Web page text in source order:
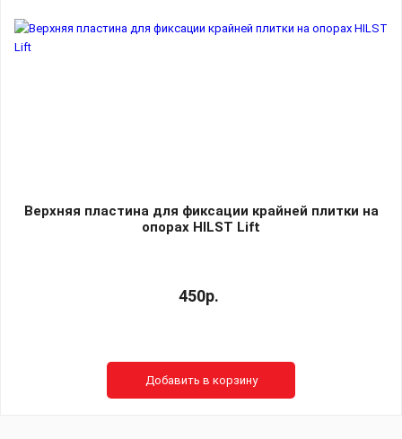
Верхняя пластина для фиксации крайней плитки на
опорах HILST Lift
450р.
Добавить в корзину